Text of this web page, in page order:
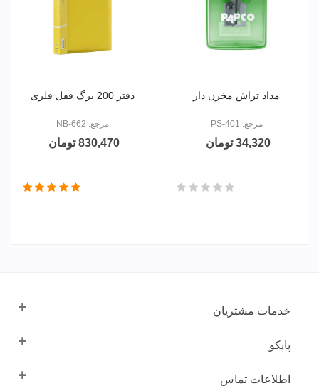
مداد تراش مخزن دار
مرجع: PS-401
34,320 تومان
دفتر 200 برگ قفل فلزی
مرجع: NB-662
830,470 تومان
خدمات مشتریان
پاپکو
اطلاعات تماس